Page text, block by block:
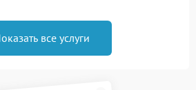
все услуги